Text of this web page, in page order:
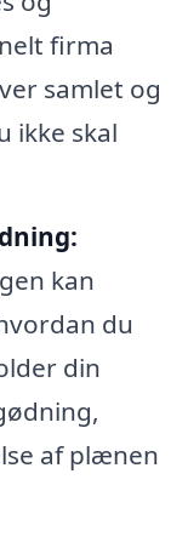
firma
samlet og
ikke skal
kan
du
din
af plænen